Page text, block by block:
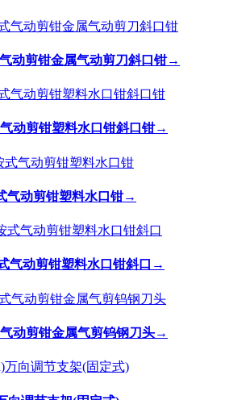
动剪钳金属气动剪刀斜口钳→
动剪钳塑料水口钳斜口钳→
气动剪钳塑料水口钳→
气动剪钳塑料水口钳斜口 →
动剪钳金属气剪钨钢刀头→